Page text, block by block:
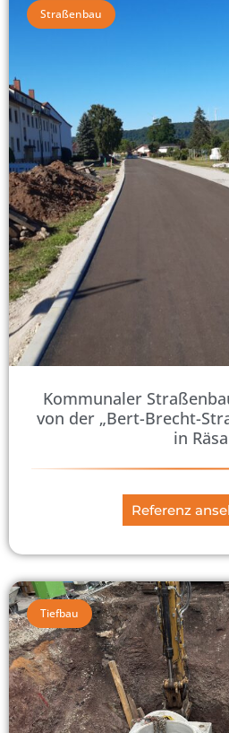
Straßenbau
Kommunaler
von der „Bert-Brecht-
in Räsa
Referenz
Tiefbau